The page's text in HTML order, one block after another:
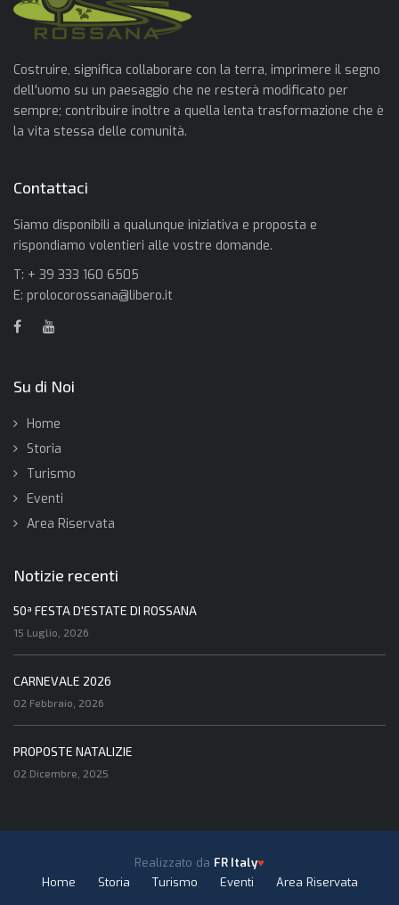
Costruire, significa collaborare con la terra, imprimere il segno
dell'uomo su un paesaggio che ne resterà modificato per
sempre; contribuire inoltre a quella lenta trasformazione che è
la vita stessa delle comunità.
Contattaci
Siamo disponibili a qualunque iniziativa e proposta e
rispondiamo volentieri alle vostre domande.
T: + 39 333 160 6505
E: prolocorossana@libero.it
Su di Noi
Home
Storia
Turismo
Eventi
Area Riservata
Notizie recenti
50ª FESTA D'ESTATE DI ROSSANA
15 Luglio, 2026
CARNEVALE 2026
02 Febbraio, 2026
PROPOSTE NATALIZIE
02 Dicembre, 2025
Realizzato da FR Italy♥
Home
Storia Turismo Eventi Area Riservata